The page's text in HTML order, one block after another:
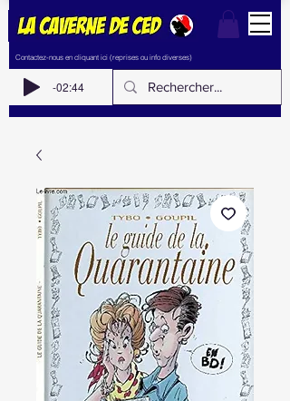
Contactez-nous en cliquant ici (reprises ou info diverses)
-02:44